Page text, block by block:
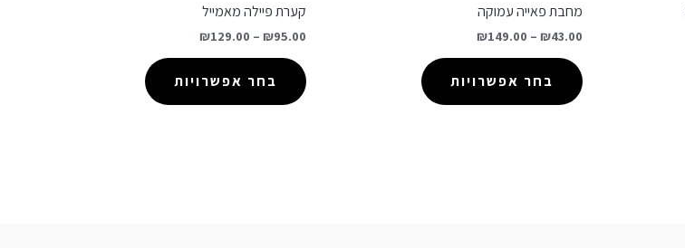
מחבת פאייה עמוקה
₪43.00
–
₪149.00
בחר אפשרויות
קערת פיילה מאמייל
₪95.00
–
₪129.00
בחר אפשרויות